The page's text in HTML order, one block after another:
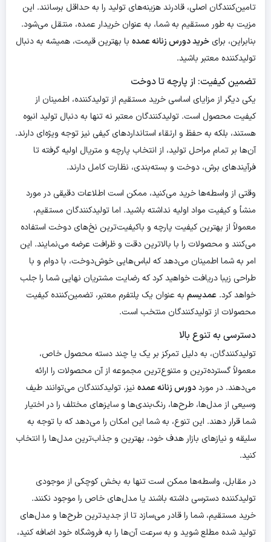
تامین‌کنندگان اصلی، قادرند هزینه‌های تولید را به حداقل برسانند. این
مزیت به طور مستقیم به شما، به عنوان خریدار عمده، منتقل می‌شود.
بنابراین، برایخرید دورس زنانه عمده با بهترین قیمت، همیشه به دنبال
تولیدکننده معتبر باشید.
تضمین کیفیت: از پارچه تا دوخت
یکی دیگر از مزایای اساسی خرید مستقیم از تولیدکننده، اطمینان از
کیفیت محصول است. تولیدکنندگان معتبر نه تنها به دنبال تولید انبوه
هستند، بلکه به حفظ و ارتقاء استانداردهای کیفی نیز توجه ویژه‌ای دارند.
آن‌ها بر تمام مراحل تولید، از انتخاب پارچه و متریال اولیه گرفته تا
فرآیندهای برش، دوخت و بسته‌بندی، نظارت کامل دارند.
وقتی از واسطه‌ها خرید می‌کنید، ممکن است اطلاعات دقیقی در مورد
منشأ و کیفیت مواد اولیه نداشته باشید. اما تولیدکنندگان مستقیم،
معمولاً از بهترین کیفیت پارچه و باکیفیت‌ترین نخ‌های دوخت استفاده
می‌کنند و محصولات را با بالاترین دقت و ظرافت عرضه می‌نمایند. این
امر به شما اطمینان می‌دهد که لباس‌هایی خوش‌دوخت، با دوام و با
طراحی زیبا دریافت خواهید کرد که رضایت مشتریان نهایی شما را جلب
خواهد کرد. عمدیسم به عنوان یک پلتفرم معتبر، تضمین‌کننده کیفیت
محصولات از تولیدکنندگان منتخب است.
دسترسی به تنوع بالا
تولیدکنندگان، به دلیل تمرکز بر یک یا چند دسته محصول خاص،
معمولاً گسترده‌ترین و متنوع‌ترین مجموعه از آن محصولات را ارائه
می‌دهند. در مورددورس زنانه عمده نیز، تولیدکنندگان می‌توانند طیف
وسیعی از مدل‌ها، طرح‌ها، رنگ‌بندی‌ها و سایزهای مختلف را در اختیار
شما قرار دهند. این تنوع، به شما این امکان را می‌دهد که با توجه به
سلیقه و نیازهای بازار هدف خود، بهترین و جذاب‌ترین مدل‌ها را انتخاب
کنید.
در مقابل، واسطه‌ها ممکن است تنها به بخش کوچکی از موجودی
تولیدکننده دسترسی داشته باشند یا مدل‌های خاص را موجود نکنند.
خرید مستقیم، شما را قادر می‌سازد تا از جدیدترین طرح‌ها و مدل‌های
تولید شده مطلع شوید و به سرعت آن‌ها را به فروشگاه خود اضافه کنید،